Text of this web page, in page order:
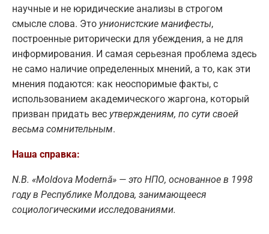
научные и не юридические анализы в строгом
смысле слова. Это унионистские манифесты,
построенные риторически для убеждения, а не для
информирования. И самая серьезная проблема здесь
не само наличие определенных мнений, а то, как эти
мнения подаются: как неоспоримые факты, с
использованием академического жаргона, который
призван придать вес утверждениям, по сути своей
весьма сомнительным.
Наша справка:
N.B. «Moldova Modernă» — это НПО, основанное в 1998
году в Республике Молдова, занимающееся
социологическими исследованиями.